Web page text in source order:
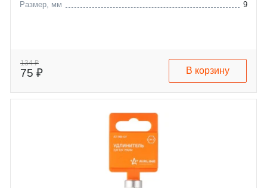
Размер, мм
9
134 ₽
75 ₽ В корзину